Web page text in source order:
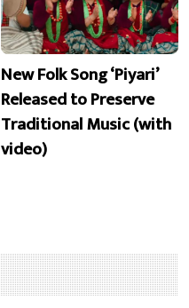
New Folk Song ‘Piyari’
Released to Preserve
Traditional Music (with
video)